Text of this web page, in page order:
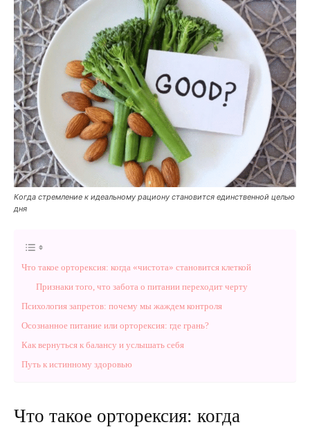
Когда стремление к идеальному рациону становится единственной целью
дня
Что такое орторексия: когда «чистота» становится клеткой
Признаки того, что забота о питании переходит черту
Психология запретов: почему мы жаждем контроля
Осознанное питание или орторексия: где грань?
Как вернуться к балансу и услышать себя
Путь к истинному здоровью
Что такое орторексия: когда